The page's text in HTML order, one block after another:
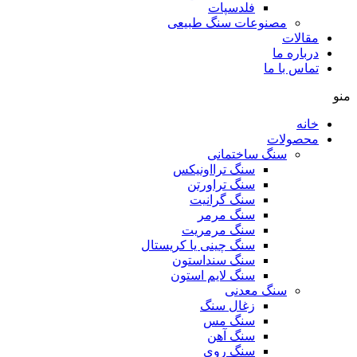
فلدسپات
مصنوعات سنگ طبیعی
مقالات
درباره ما
تماس با ما
منو
خانه
محصولات
سنگ ساختمانی
سنگ ترااونیکس
سنگ تراورتن
سنگ گرانیت
سنگ مرمر
سنگ مرمریت
سنگ چینی یا کریستال
سنگ سنداستون
سنگ لایم استون
سنگ معدنی
زغال سنگ
سنگ مس
سنگ آهن
سنگ روی